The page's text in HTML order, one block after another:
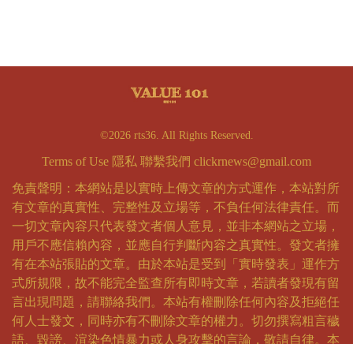
©2026 rts36. All Rights Reserved.
Terms of Use 隱私 聯繫我們 clickrnews@gmail.com
免責聲明：本網站是以實時上傳文章的方式運作，本站對所
有文章的真實性、完整性及立場等，不負任何法律責任。而
一切文章內容只代表發文者個人意見，並非本網站之立場，
用戶不應信賴內容，並應自行判斷內容之真實性。發文者擁
有在本站張貼的文章。由於本站是受到「實時發表」運作方
式所規限，故不能完全監查所有即時文章，若讀者發現有留
言出現問題，請聯絡我們。本站有權刪除任何內容及拒絕任
何人士發文，同時亦有不刪除文章的權力。切勿撰寫粗言穢
語、毀謗、渲染色情暴力或人身攻擊的言論，敬請自律。本